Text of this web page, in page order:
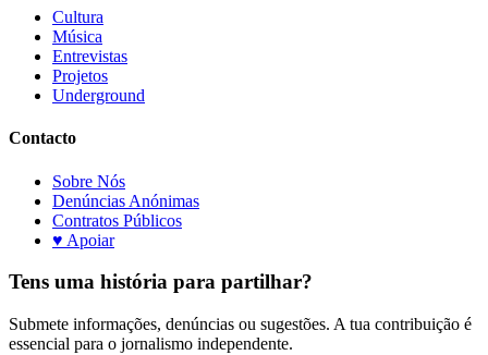
Cultura
Música
Entrevistas
Projetos
Underground
Contacto
Sobre Nós
Denúncias Anónimas
Contratos Públicos
♥ Apoiar
Tens uma história para partilhar?
Submete informações, denúncias ou sugestões. A tua contribuição é
essencial para o jornalismo independente.